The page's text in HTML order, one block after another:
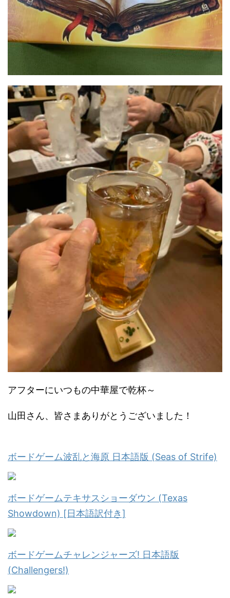
アフターにいつもの中華屋で乾杯～
山田さん、皆さまありがとうございました！
ボードゲーム波乱と海原 日本語版 (Seas of Strife)
ボードゲームテキサスショーダウン (Texas
Showdown) [日本語訳付き]
ボードゲームチャレンジャーズ! 日本語版
(Challengers!)